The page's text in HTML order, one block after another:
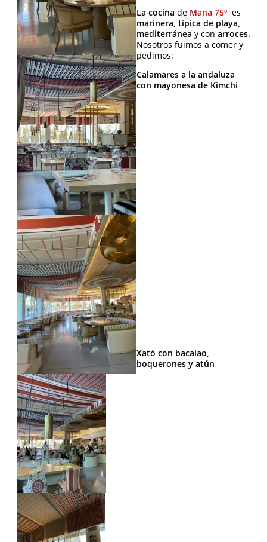
La cocina de Mana 75º es
marinera, típica de playa,
mediterránea y con arroces.
Nosotros fuimos a comer y
pedimos:
Calamares a la andaluza
con mayonesa de Kimchi
Xató con bacalao,
boquerones y atún